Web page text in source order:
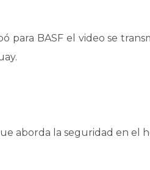
para BASF el video se
aborda la seguridad en el